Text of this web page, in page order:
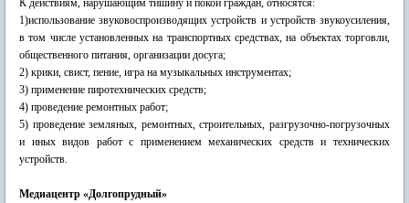
1)использование звуковоспроизводящих устройств и устройств звукоусиления,
в том числе установленных на транспортных средствах, на объектах торговли,
общественного питания, организации досуга;
2) крики, свист, пение, игра на музыкальных инструментах;
3) применение пиротехнических средств;
4) проведение ремонтных работ;
5) проведение земляных, ремонтных, строительных, разгрузочно-погрузочных
и иных видов работ с применением механических средств и технических
устройств.
Медиацентр «Долгопрудный»